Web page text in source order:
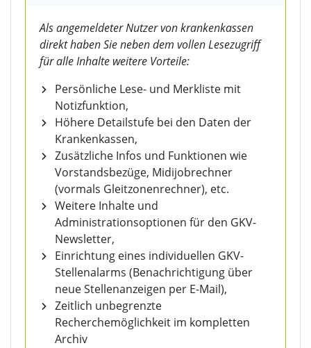
Als angemeldeter Nutzer von krankenkassen
direkt haben Sie neben dem vollen Lesezugriff
für alle Inhalte weitere Vorteile:
Persönliche Lese- und Merkliste mit
Notizfunktion,
Höhere Detailstufe bei den Daten der
Krankenkassen,
Zusätzliche Infos und Funktionen wie
Vorstandsbezüge, Midijobrechner
(vormals Gleitzonenrechner), etc.
Weitere Inhalte und
Administrationsoptionen für den GKV-
Newsletter,
Einrichtung eines individuellen GKV-
Stellenalarms (Benachrichtigung über
neue Stellenanzeigen per E-Mail),
Zeitlich unbegrenzte
Recherchemöglichkeit im kompletten
Archiv